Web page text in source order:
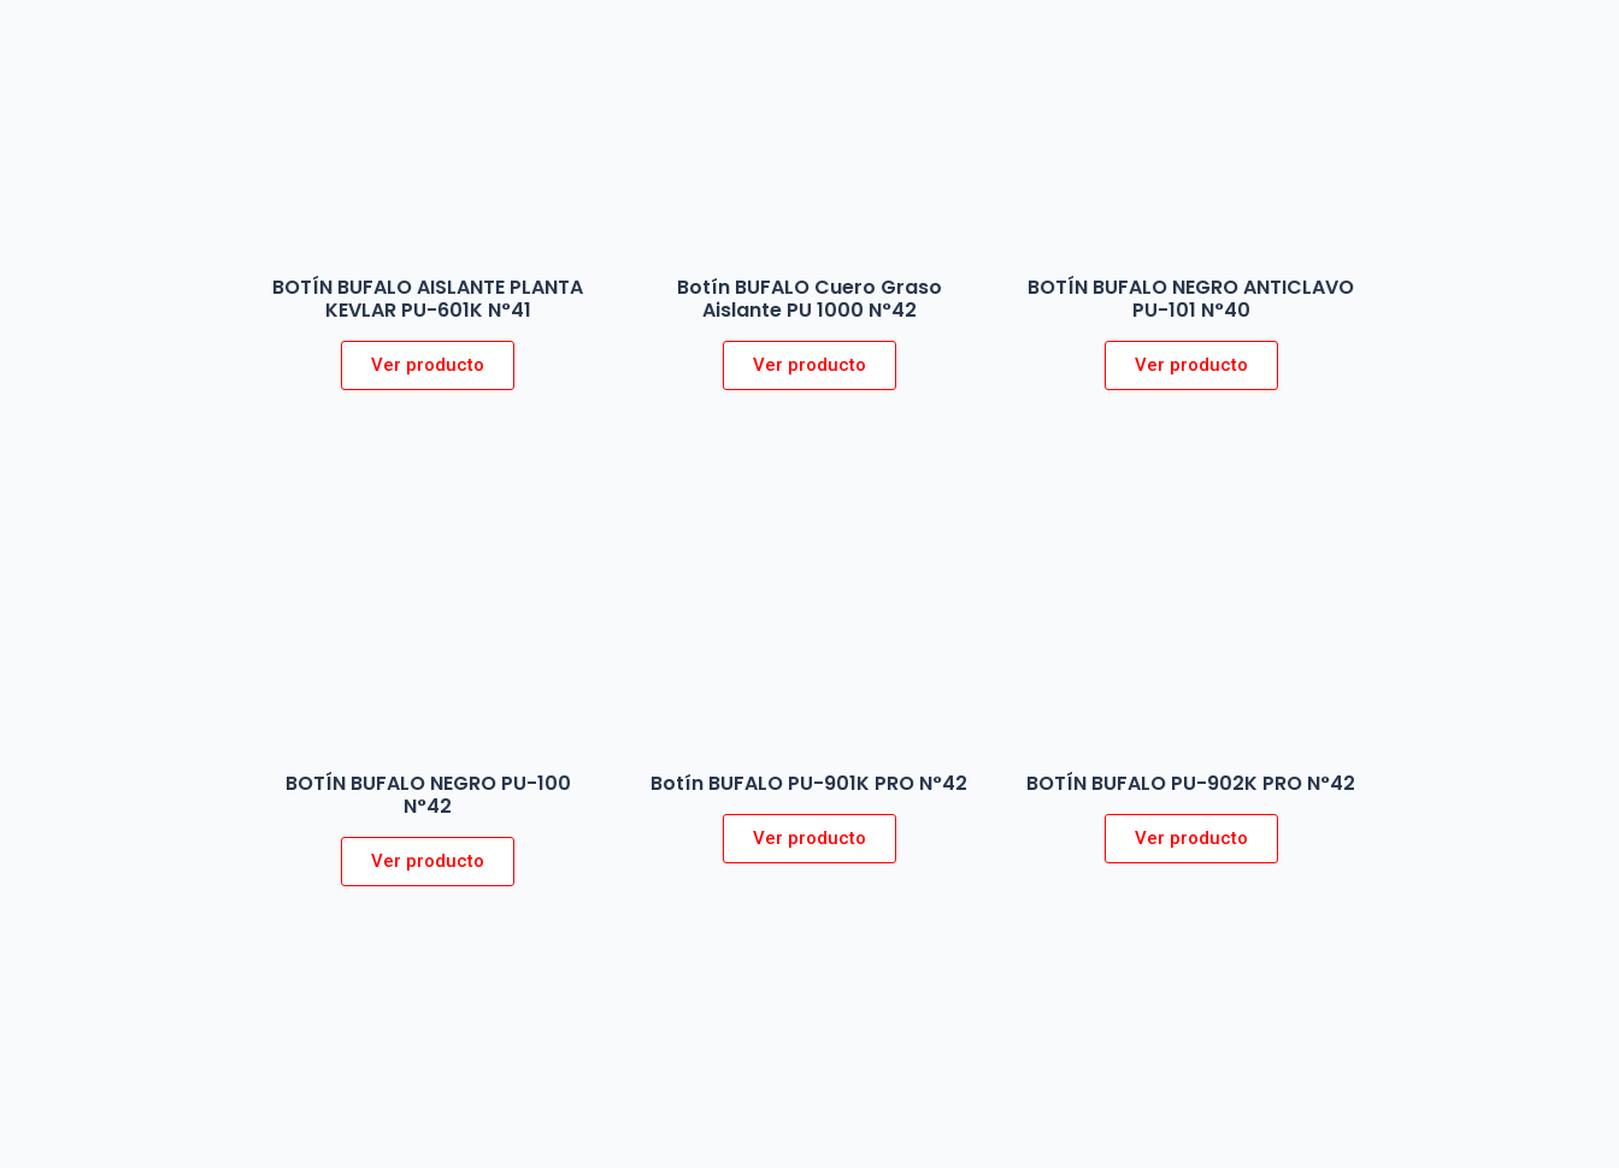
BOTÍN BUFALO AISLANTE PLANTA
KEVLAR PU-601K N°41
Ver producto
Botín BUFALO Cuero Graso
Aislante PU 1000 N°42
Ver producto
BOTÍN BUFALO NEGRO ANTICLAVO
PU-101 N°40
Ver producto
BOTÍN BUFALO NEGRO PU-100
N°42
Ver producto
Botín BUFALO PU-901K PRO N°42
Ver producto
BOTÍN BUFALO PU-902K PRO N°42
Ver producto